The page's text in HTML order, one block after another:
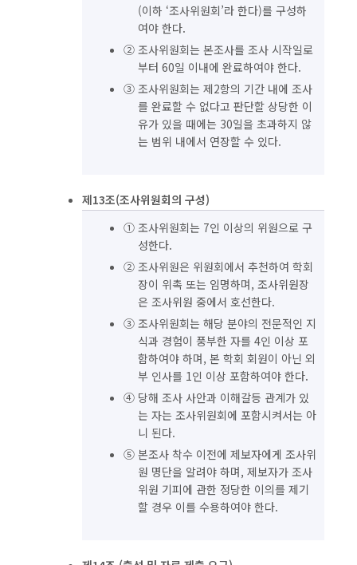
(이하 ‘조사위원회’라 한다)를 구성하
여야 한다.
② 조사위원회는 본조사를 조사 시작일로
부터 60일 이내에 완료하여야 한다.
③ 조사위원회는 제2항의 기간 내에 조사
를 완료할 수 없다고 판단할 상당한 이
유가 있을 때에는 30일을 초과하지 않
는 범위 내에서 연장할 수 있다.
제13조(조사위원회의 구성)
① 조사위원회는 7인 이상의 위원으로 구
성한다.
② 조사위원은 위원회에서 추천하여 학회
장이 위촉 또는 임명하며, 조사위원장
은 조사위원 중에서 호선한다.
③ 조사위원회는 해당 분야의 전문적인 지
식과 경험이 풍부한 자를 4인 이상 포
함하여야 하며, 본 학회 회원이 아닌 외
부 인사를 1인 이상 포함하여야 한다.
④ 당해 조사 사안과 이해갈등 관계가 있
는 자는 조사위원회에 포함시켜서는 아
니 된다.
⑤ 본조사 착수 이전에 제보자에게 조사위
원 명단을 알려야 하며, 제보자가 조사
위원 기피에 관한 정당한 이의를 제기
할 경우 이를 수용하여야 한다.